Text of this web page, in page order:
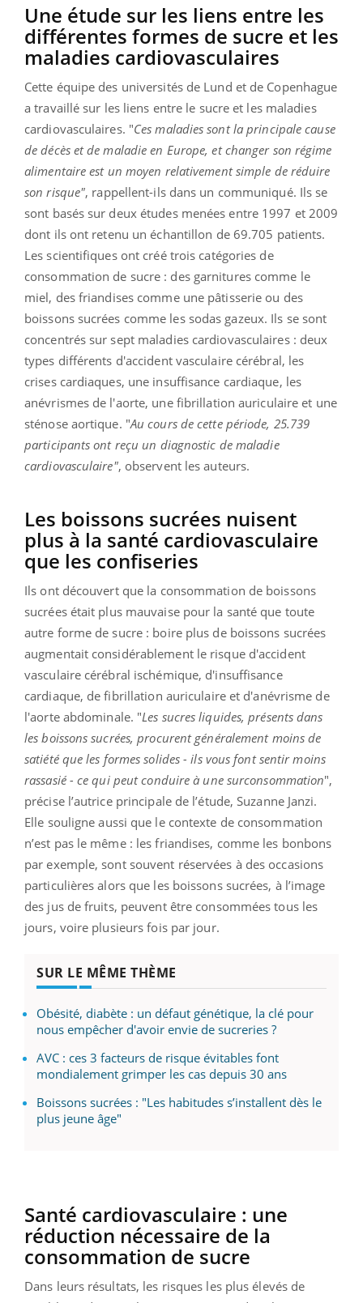
Une étude sur les liens entre les
différentes formes de sucre et les
maladies cardiovasculaires
Cette équipe des universités de Lund et de Copenhague
a travaillé sur les liens entre le sucre et les maladies
cardiovasculaires. "Ces maladies sont la principale cause
de décès et de maladie en Europe, et changer son régime
alimentaire est un moyen relativement simple de réduire
son risque", rappellent-ils dans un communiqué. Ils se
sont basés sur deux études menées entre 1997 et 2009
dont ils ont retenu un échantillon de 69.705 patients.
Les scientifiques ont créé trois catégories de
consommation de sucre : des garnitures comme le
miel, des friandises comme une pâtisserie ou des
boissons sucrées comme les sodas gazeux. Ils se sont
concentrés sur sept maladies cardiovasculaires : deux
types différents d'accident vasculaire cérébral, les
crises cardiaques, une insuffisance cardiaque, les
anévrismes de l'aorte, une fibrillation auriculaire et une
sténose aortique. "Au cours de cette période, 25.739
participants ont reçu un diagnostic de maladie
cardiovasculaire", observent les auteurs.
Les boissons sucrées nuisent
plus à la santé cardiovasculaire
que les confiseries
Ils ont découvert que la consommation de boissons
sucrées était plus mauvaise pour la santé que toute
autre forme de sucre : boire plus de boissons sucrées
augmentait considérablement le risque d'accident
vasculaire cérébral ischémique, d'insuffisance
cardiaque, de fibrillation auriculaire et d'anévrisme de
l'aorte abdominale. "Les sucres liquides, présents dans
les boissons sucrées, procurent généralement moins de
satiété que les formes solides - ils vous font sentir moins
rassasié - ce qui peut conduire à une surconsommation",
précise l’autrice principale de l’étude, Suzanne Janzi.
Elle souligne aussi que le contexte de consommation
n’est pas le même : les friandises, comme les bonbons
par exemple, sont souvent réservées à des occasions
particulières alors que les boissons sucrées, à l’image
des jus de fruits, peuvent être consommées tous les
jours, voire plusieurs fois par jour.
SUR LE MÊME THÈME
Obésité, diabète : un défaut génétique, la clé pour
nous empêcher d'avoir envie de sucreries ?
AVC : ces 3 facteurs de risque évitables font
mondialement grimper les cas depuis 30 ans
Boissons sucrées : "Les habitudes s’installent dès le
plus jeune âge"
Santé cardiovasculaire : une
réduction nécessaire de la
consommation de sucre
Dans leurs résultats, les risques les plus élevés de